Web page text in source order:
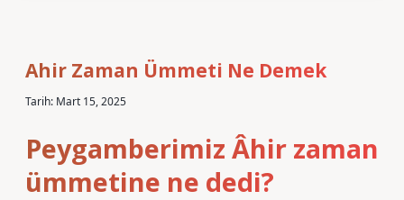
Ahir Zaman Ümmeti Ne Demek
Tarih: Mart 15, 2025
Peygamberimiz Âhir zaman
ümmetine ne dedi?